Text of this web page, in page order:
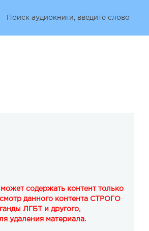
содержать контент только
данного контента СТРОГО
ЛГБТ и другого,
удаления материала.